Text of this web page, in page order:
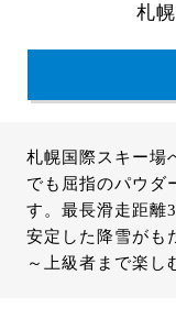
札
札幌国際スキー場
でも屈指のパウダ
す。最長滑走距離
安定した降雪がも
～上級者まで楽し